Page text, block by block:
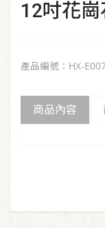
12吋花
產品編號：HX-
商品內容